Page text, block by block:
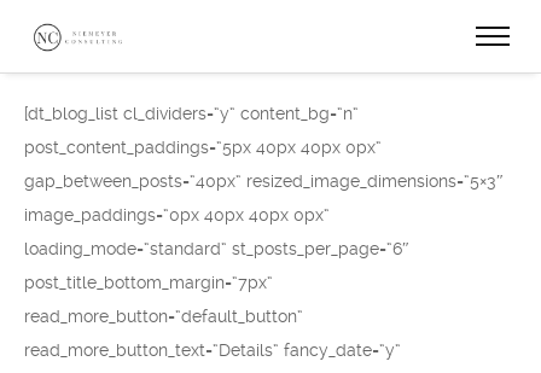
[dt_blog_list cl_dividers=“y“ content_bg=“n“
post_content_paddings=“5px 40px 40px 0px“
gap_between_posts=“40px“ resized_image_dimensions=“5×3″
image_paddings=“0px 40px 40px 0px“
loading_mode=“standard“ st_posts_per_page=“6″
post_title_bottom_margin=“7px“
read_more_button=“default_button“
read_more_button_text=“Details“ fancy_date=“y“